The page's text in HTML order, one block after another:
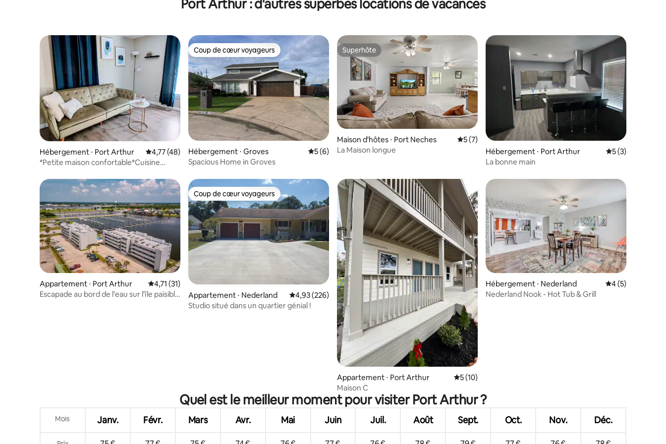
Port Arthur : d'autres superbes locations de vacances
Hébergement ⋅ Port Arthur Évaluation moyenne sur la base de 48 commentaires : 4,77 sur 5
4,77 (48)
*Petite maison confortable*Cuisine
Coup de cœur voyageurs
Coup de cœur voyageurs
Hébergement ⋅ Groves Évaluation moyenne sur la base de 6 commentaires : 5 sur 5
5 (6)
Spacious Home in Groves
Superhôte
Superhôte
Maison d'hôtes ⋅ Port Neches Évaluation moyenne sur la base de 7 commentaires : 5 sur 5
5 (7)
La Maison longue
Hébergement ⋅ Port Arthur Évaluation
5 (3)
La bonne main
Appartement ⋅ Port Arthur Évaluation moyenne sur la base de 31 commentaires : 4,71 sur 5
4,71 (31)
Escapade au bord de l'eau sur l'île paisible
Coup de cœur voyageurs
Coup de cœur voyageurs
Appartement ⋅ Nederland Évaluation moyenne sur la base de 226 commentaires : 4,93 sur 5
4,93 (226)
Studio situé dans un quartier génial !
Appartement ⋅ Port Arthur Évaluation moyenne sur la base de 10 commentaires : 5 sur 5
5 (10)
Maison C
Hébergement ⋅ Nederland Évaluation
4 (5)
Nederland Nook - Hot Tub & Grill
Quel est le meilleur moment pour visiter Port Arthur ?
Mois Janv. Févr. Mars Avr. Mai Juin Juil. Août Sept. Oct. Nov. Déc.